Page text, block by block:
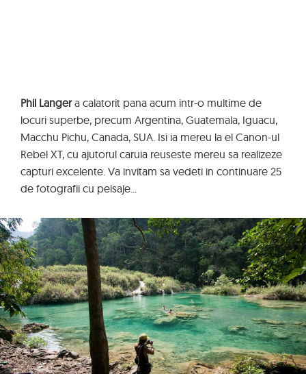
Phil Langera calatorit pana acum intr-o multime de
locuri superbe, precum Argentina, Guatemala, Iguacu,
Macchu Pichu, Canada, SUA. Isi ia mereu la el Canon-ul
Rebel XT, cu ajutorul caruia reuseste mereu sa realizeze
capturi excelente. Va invitam sa vedeti in continuare 25
de fotografii cu peisaje...